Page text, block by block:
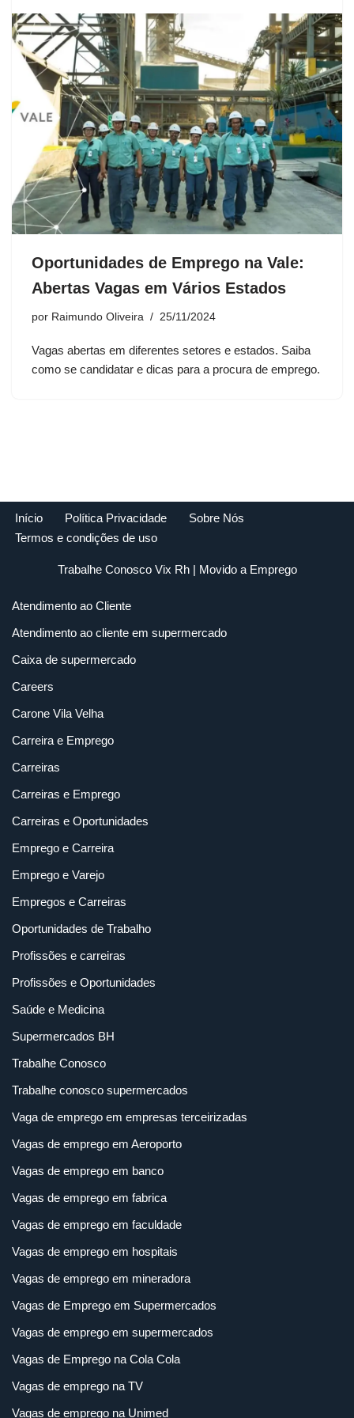
Oportunidades de Emprego na Vale:
Abertas Vagas em Vários Estados
por Raimundo Oliveira 25/11/2024
Vagas abertas em diferentes setores e estados. Saiba
como se candidatar e dicas para a procura de emprego.
Início Política Privacidade
Sobre Nós
Termos e condições de uso
Trabalhe Conosco Vix Rh| Movido a Emprego
Atendimento ao Cliente
Atendimento ao cliente em supermercado
Caixa de supermercado
Careers
Carone Vila Velha
Carreira e Emprego
Carreiras
Carreiras e Emprego
Carreiras e Oportunidades
Emprego e Carreira
Emprego e Varejo
Empregos e Carreiras
Oportunidades de Trabalho
Profissões e carreiras
Profissões e Oportunidades
Saúde e Medicina
Supermercados BH
Trabalhe Conosco
Trabalhe conosco supermercados
Vaga de emprego em empresas terceirizadas
Vagas de emprego em Aeroporto
Vagas de emprego em banco
Vagas de emprego em fabrica
Vagas de emprego em faculdade
Vagas de emprego em hospitais
Vagas de emprego em mineradora
Vagas de Emprego em Supermercados
Vagas de emprego em supermercados
Vagas de Emprego na Cola Cola
Vagas de emprego na TV
Vagas de emprego na Unimed